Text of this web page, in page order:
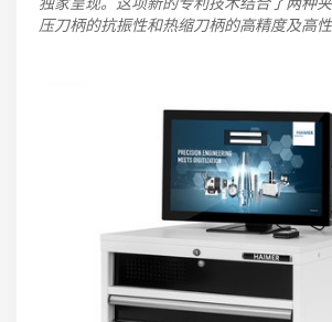
压刀柄的抗振性和热缩刀柄的高精度及高性